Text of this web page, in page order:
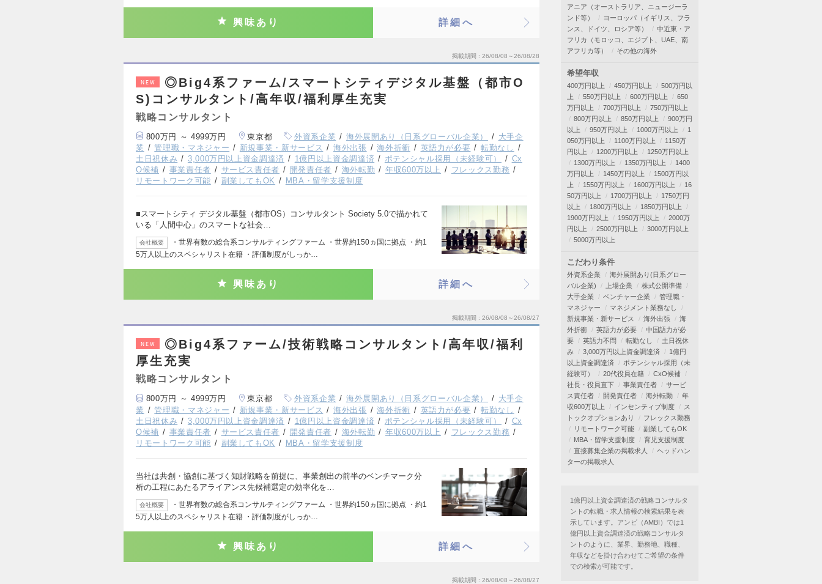
興味あり 詳細へ
掲載期間 26/08/08～26/08/28
NEW
◎Big4系ファーム/スマートシティデジタル基盤（都市O
S)コンサルタント/高年収/福利厚生充実
戦略コンサルタント
800万円 ～ 4999万円 東京都 外資系企業 海外展開あり（日系グローバル企業）
大手企
業
管理職・マネジャー 新規事業・新サービス 海外出張 海外折衝 英語力が必要
転勤なし
土日祝休み
3,000万円以上資金調達済 1億円以上資金調達済 ポテンシャル採用（未経験可）
Cx
O候補
事業責任者 サービス責任者 開発責任者 海外転勤 年収600万以上
フレックス勤務
リモートワーク可能
副業してもOK MBA・留学支援制度
■スマートシティ デジタル基盤（都市OS）コンサルタント Society 5.0で描かれて
いる「人間中心」のスマートな社会…
会社概要
・世界有数の総合系コンサルティングファーム ・世界約150ヵ国に拠点 ・約1
5万人以上のスペシャリスト在籍 ・評価制度がしっか…
興味あり 詳細へ
掲載期間 26/08/08～26/08/27
NEW
◎Big4系ファーム/技術戦略コンサルタント/高年収/福利
厚生充実
戦略コンサルタント
800万円 ～ 4999万円 東京都 外資系企業 海外展開あり（日系グローバル企業）
大手企
業
管理職・マネジャー 新規事業・新サービス 海外出張 海外折衝 英語力が必要
転勤なし
土日祝休み
3,000万円以上資金調達済 1億円以上資金調達済 ポテンシャル採用（未経験可）
Cx
O候補
事業責任者 サービス責任者 開発責任者 海外転勤 年収600万以上
フレックス勤務
リモートワーク可能
副業してもOK MBA・留学支援制度
当社は共創・協創に基づく知財戦略を前提に、事業創出の前半のベンチマーク分
析の工程にあたるアライアンス先候補選定の効率化を…
会社概要
・世界有数の総合系コンサルティングファーム ・世界約150ヵ国に拠点 ・約1
5万人以上のスペシャリスト在籍 ・評価制度がしっか…
興味あり 詳細へ
掲載期間 26/08/08～26/08/27
アニア（オーストラリア、ニュージーラ
ンド等）
ヨーロッパ（イギリス、フラ
ンス、ドイツ、ロシア等）
中近東・ア
フリカ（モロッコ、エジプト、UAE、南
アフリカ等）
その他の海外
希望年収
400万円以上 450万円以上
500万円以
上
550万円以上 600万円以上
650
万円以上
700万円以上
750万円以上
800万円以上
850万円以上
900万円
以上
950万円以上 1000万円以上
1
050万円以上
1100万円以上
1150万
円以上
1200万円以上
1250万円以上
1300万円以上
1350万円以上
1400
万円以上
1450万円以上
1500万円以
上
1550万円以上 1600万円以上
16
50万円以上
1700万円以上
1750万円
以上
1800万円以上
1850万円以上
1900万円以上
1950万円以上
2000万
円以上
2500万円以上
3000万円以上
5000万円以上
こだわり条件
外資系企業
海外展開あり(日系グロー
バル企業)
上場企業
株式公開準備
大手企業
ベンチャー企業
管理職・
マネジャー
マネジメント業務なし
新規事業・新サービス
海外出張
海
外折衝
英語力が必要
中国語力が必
要
英語力不問 転勤なし
土日祝休
み
3,000万円以上資金調達済
1億円
以上資金調達済
ポテンシャル採用（未
経験可）
20代役員在籍
CxO候補
社長・役員直下
事業責任者
サービ
ス責任者
開発責任者 海外転勤
年
収600万以上
インセンティブ制度
ス
トックオプションあり
フレックス勤務
リモートワーク可能
副業してもOK
MBA・留学支援制度
育児支援制度
直接募集企業の掲載求人
ヘッドハン
ターの掲載求人
1億円以上資金調達済の戦略コンサルタ
ントの転職・求人情報の検索結果を表
示しています。アンビ（AMBI）では1
億円以上資金調達済の戦略コンサルタ
ントのように、業界、勤務地、職種、
年収などを掛け合わせてご希望の条件
での検索が可能です。